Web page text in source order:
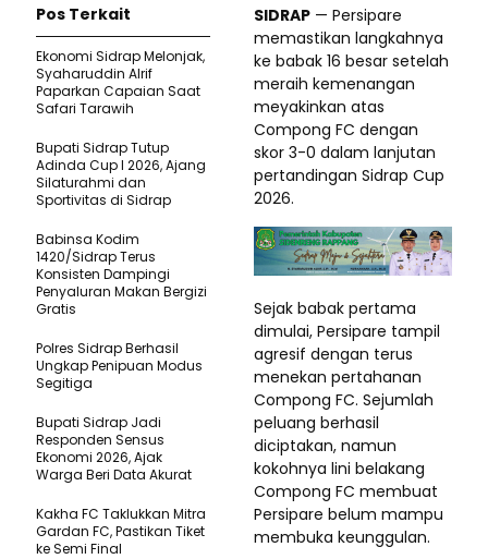
SIDRAP — Persipare
memastikan langkahnya
ke babak 16 besar setelah
meraih kemenangan
meyakinkan atas
Compong FC dengan
skor 3-0 dalam lanjutan
pertandingan Sidrap Cup
2026.
Sejak babak pertama
dimulai, Persipare tampil
agresif dengan terus
menekan pertahanan
Compong FC. Sejumlah
peluang berhasil
diciptakan, namun
kokohnya lini belakang
Compong FC membuat
Persipare belum mampu
membuka keunggulan.
Pos Terkait
Ekonomi Sidrap Melonjak,
Syaharuddin Alrif
Paparkan Capaian Saat
Safari Tarawih
Bupati Sidrap Tutup
Adinda Cup I 2026, Ajang
Silaturahmi dan
Sportivitas di Sidrap
Babinsa Kodim
1420/Sidrap Terus
Konsisten Dampingi
Penyaluran Makan Bergizi
Gratis
Polres Sidrap Berhasil
Ungkap Penipuan Modus
Segitiga
Bupati Sidrap Jadi
Responden Sensus
Ekonomi 2026, Ajak
Warga Beri Data Akurat
Kakha FC Taklukkan Mitra
Gardan FC, Pastikan Tiket
ke Semi Final